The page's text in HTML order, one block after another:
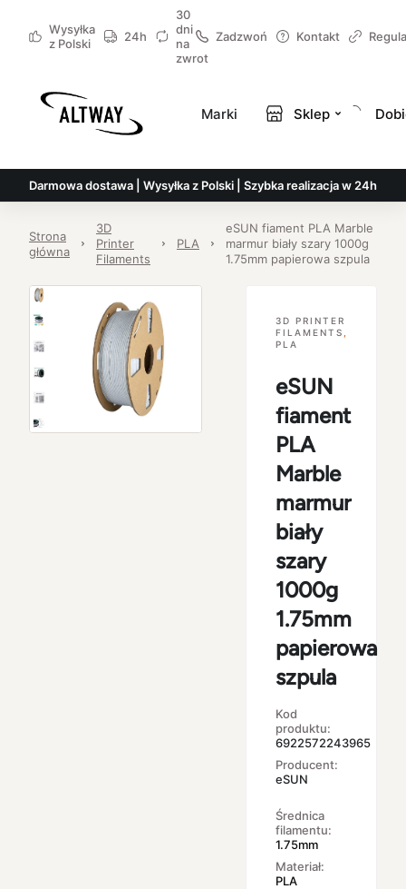
Wysyłka
z Polski
24h
30
dni
na
zwrot
Zadzwoń Kontakt
Marki Sklep
Darmowa dostawa | Wysyłka z Polski | Szybka realizacja w 24h
Strona
główna
3D
Printer
Filaments
PLA
eSUN fiament PLA Marble
marmur biały szary 1000g
1.75mm papierowa szpula
3D PRINTER
FILAMENTS
PLA
eSUN
fiament
PLA
Marble
marmur
biały
szary
1000g
1.75mm
papierowa
szpula
Kod
produktu:
6922572243965
Producent:
eSUN
Średnica
filamentu:
1.75mm
Materiał:
PLA